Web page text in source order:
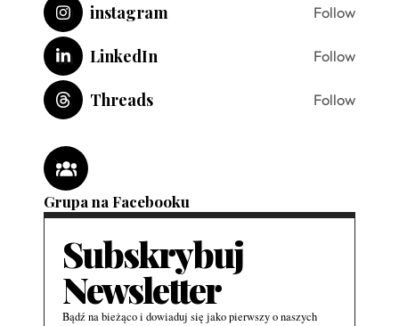
instagram Follow
LinkedIn Follow
Threads Follow
Grupa na Facebooku
Subskrybuj
Newsletter
Bądź na bieżąco i dowiaduj się jako pierwszy o naszych